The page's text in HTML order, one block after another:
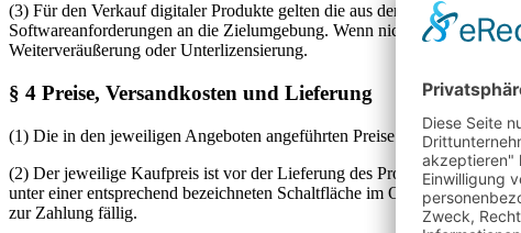
(3) Für den Verkauf digitaler Produkte gelten die aus der
Softwareanforderungen an die Zielumgebung. Wenn nicht ausdrücklich
Weiterveräußerung oder Unterlizensierung.
§ 4 Preise, Versandkosten und Lieferung
(1) Die in den jeweiligen Angeboten angeführten Preise sowie die
(2) Der jeweilige Kaufpreis ist vor der Lieferung des Produktes zu
unter einer entsprechend bezeichneten Schaltfläche im Online-Shop
zur Zahlung fällig.